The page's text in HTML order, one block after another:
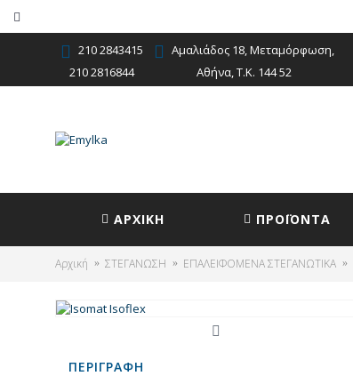
210 2843415
210 2816844
Αμαλιάδος 18, Μεταμόρφωση,
Αθήνα, Τ.Κ. 144 52
ΑΡΧΙΚΗ ΠΡΟΪΟΝΤΑ
Αρχική ΣΤΕΓΑΝΩΣΗ ΕΠΑΛΕΙΦΟΜΕΝΑ ΣΤΕΓΑΝΩΤΙΚΑ
ΠΕΡΙΓΡΑΦΉ